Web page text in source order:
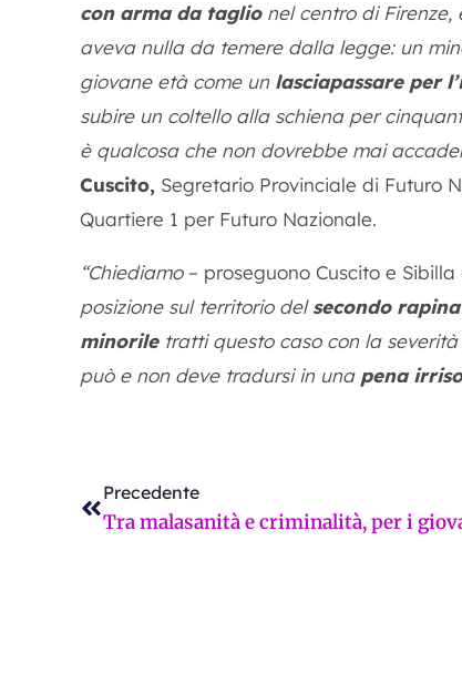
con arma da taglionel centro di Firenze,
aveva nulla da temere dalla legge: un
giovane età come un lasciapassare per
subire un coltello alla schiena per
è qualcosa che non dovrebbe mai
Cuscito, Segretario Provinciale di Futuro
Quartiere 1 per Futuro Nazionale.
“Chiediamo– proseguono Cuscito e Sibilla
posizione sul territorio delsecondo
minoriletratti questo caso con la severità
può e non deve tradursi in una pena
Precedente